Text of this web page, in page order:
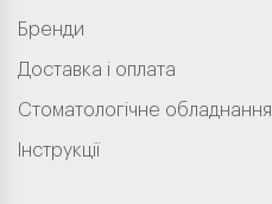
Бренди
Доставка і оплата
Стоматологічне обладнання
Інструкції